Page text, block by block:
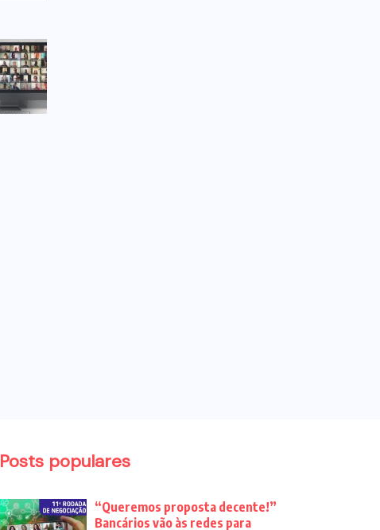
Posts populares
“Queremos proposta decente!”
Bancários vão às redes para